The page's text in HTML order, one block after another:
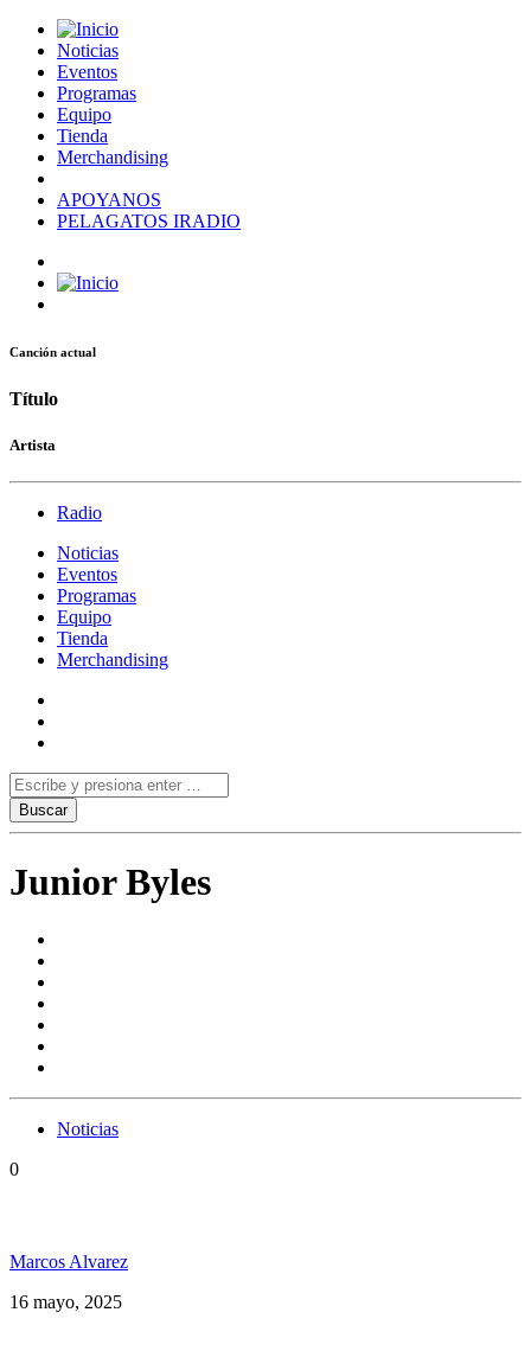
Noticias
Eventos
Programas
Equipo
Tienda
Merchandising
APOYANOS
PELAGATOS IRADIO
Canción actual
Título
Artista
Radio
Noticias
Eventos
Programas
Equipo
Tienda
Merchandising
Junior Byles
Noticias
0
Marcos Alvarez
16 mayo, 2025